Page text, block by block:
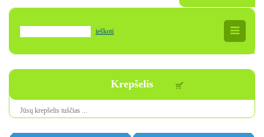
ieškoti
Krepšelis
Jūsų krepšelis tuščias ...